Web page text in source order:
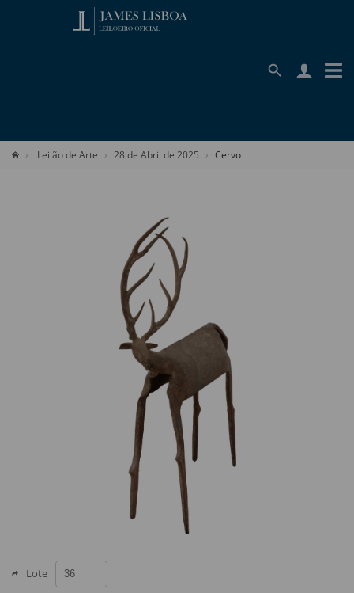
Leilão de Arte 28 de Abril de 2025 Cervo
Lote